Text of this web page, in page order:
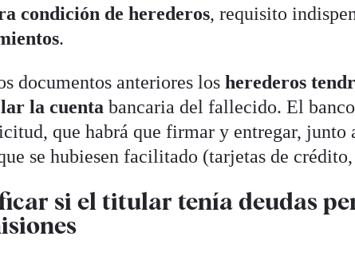
condición de herederos, requisito
.
documentos anteriores losherederos
la cuenta bancaria del fallecido. El
que habrá que firmar y entregar, junto
se hubiesen facilitado (tarjetas de
si el titular tenía deudas